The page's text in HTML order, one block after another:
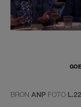
BRON ANP FOTO